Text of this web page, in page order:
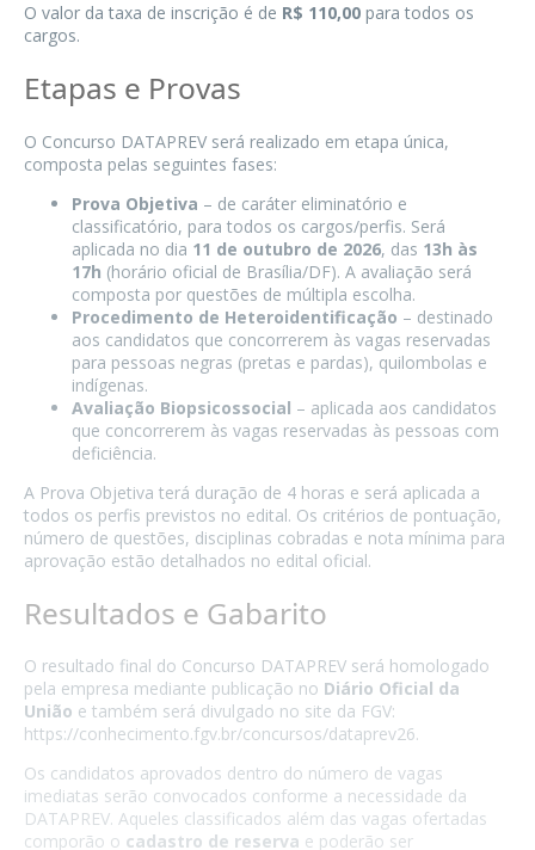
O valor da taxa de inscrição é de R$ 110,00 para todos os
cargos.
Etapas e Provas
O Concurso DATAPREV será realizado em etapa única,
composta pelas seguintes fases:
Prova Objetiva – de caráter eliminatório e
classificatório, para todos os cargos/perfis. Será
aplicada no dia 11 de outubro de 2026, das 13h às
17h (horário oficial de Brasília/DF). A avaliação será
composta por questões de múltipla escolha.
Procedimento de Heteroidentificação – destinado
aos candidatos que concorrerem às vagas reservadas
para pessoas negras (pretas e pardas), quilombolas e
indígenas.
Avaliação Biopsicossocial – aplicada aos candidatos
que concorrerem às vagas reservadas às pessoas com
deficiência.
A Prova Objetiva terá duração de 4 horas e será aplicada a
todos os perfis previstos no edital. Os critérios de pontuação,
número de questões, disciplinas cobradas e nota mínima para
aprovação estão detalhados no edital oficial.
Resultados e Gabarito
O resultado final do Concurso DATAPREV será homologado
pela empresa mediante publicação no Diário Oficial da
União e também será divulgado no site da FGV:
https://conhecimento.fgv.br/concursos/dataprev26.
Os candidatos aprovados dentro do número de vagas
imediatas serão convocados conforme a necessidade da
DATAPREV. Aqueles classificados além das vagas ofertadas
comporão o cadastro de reserva e poderão ser